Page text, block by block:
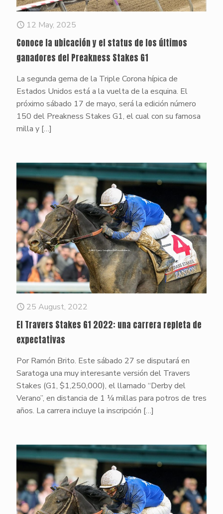
12 May, 2025
Conoce la ubicación y el status de los últimos
ganadores del Preakness Stakes G1
La segunda gema de la Triple Corona hípica de
Estados Unidos está a la vuelta de la esquina. El
próximo sábado 17 de mayo, será la edición número
150 del Preakness Stakes G1, el cual con su famosa
milla y […]
25 August, 2022
El Travers Stakes G1 2022: una carrera repleta de
expectativas
Por Ramón Brito. Este sábado 27 se disputará en
Saratoga una muy interesante versión del Travers
Stakes (G1, $1,250,000), el llamado “Derby del
Verano”, en distancia de 1 ¼ millas para potros de tres
años. La carrera incluye la inscripción […]